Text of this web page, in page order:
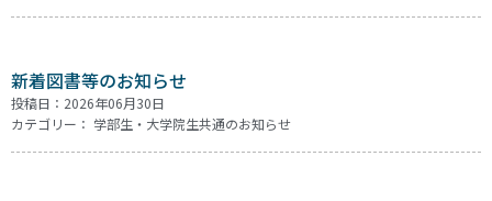
新着図書等のお知らせ
投稿日：2026年06月30日
カテゴリー： 学部生・大学院生共通のお知らせ